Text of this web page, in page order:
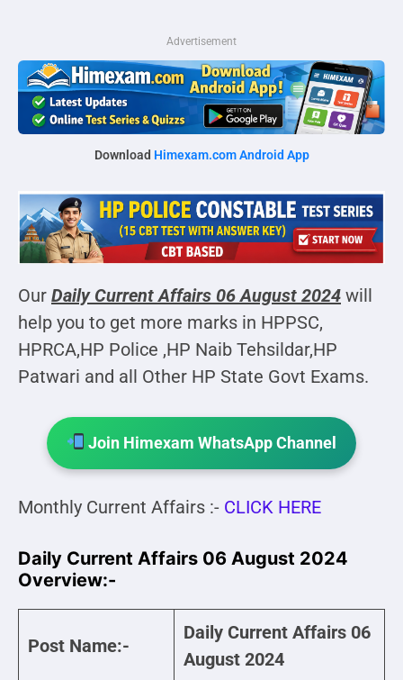
Advertisement
Download Himexam.com Android App
Our Daily Current Affairs 06 August 2024 will
help you to get more marks in HPPSC,
HPRCA,HP Police ,HP Naib Tehsildar,HP
Patwari and all Other HP State Govt Exams.
Join Himexam WhatsApp Channel
Monthly Current Affairs :- CLICK HERE
Daily Current Affairs 06 August 2024
Overview:-
Post Name:-
Daily Current Affairs 06
August 2024